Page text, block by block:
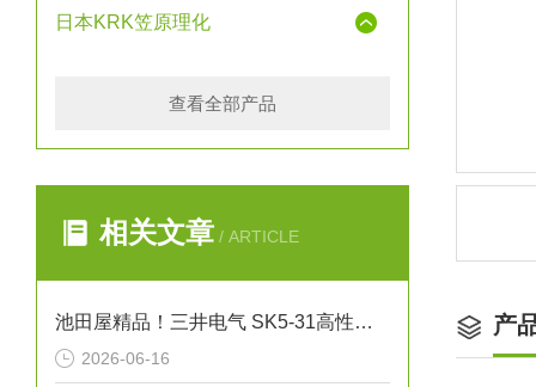
日本KRK笠原理化
查看全部产品
相关文章 / ARTICLE
池田屋精品！三井电气 SK5-31高性能单据打印机 参数介绍
2026-06-16
产